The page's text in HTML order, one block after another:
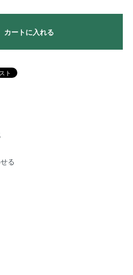
カートに入れる
る